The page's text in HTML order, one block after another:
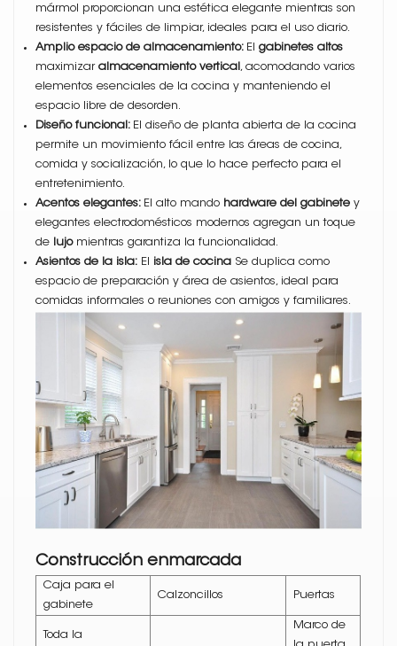
mármol proporcionan una estética elegante mientras son
resistentes y fáciles de limpiar, ideales para el uso diario.
Amplio espacio de almacenamiento: El gabinetes altos
maximizar almacenamiento vertical
, acomodando varios
elementos esenciales de la cocina y manteniendo el
espacio libre de desorden.
Diseño funcional: El diseño de planta abierta de la cocina
permite un movimiento fácil entre las áreas de cocina,
comida y socialización, lo que lo hace perfecto para el
entretenimiento.
Acentos elegantes: El alto mando hardware del gabinete y
elegantes electrodomésticos modernos agregan un toque
de
lujomientras garantiza la funcionalidad.
Asientos de la isla: El isla de cocina Se duplica como
espacio de preparación y área de asientos, ideal para
comidas informales o reuniones con amigos y familiares.
Construcción enmarcada
Caja para el
gabinete
Calzoncillos Puertas
Toda la
Marco de